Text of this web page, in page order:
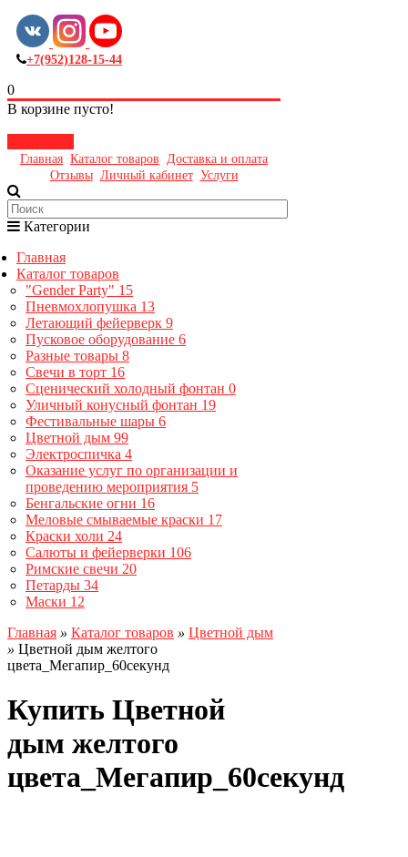
+7(952)128-15-44
0
В корзине пусто!
Главная Каталог товаров Доставка и оплата
Отзывы Личный кабинет Услуги
Категории
Главная
Каталог товаров
"Gender Party" 15
Пневмохлопушка 13
Летающий фейерверк 9
Пусковое оборудование 6
Разные товары 8
Свечи в торт 16
Сценический холодный фонтан 0
Уличный конусный фонтан 19
Фестивальные шары 6
Цветной дым 99
Электроспичка 4
Оказание услуг по организации и
проведению мероприятия 5
Бенгальские огни 16
Меловые смываемые краски 17
Краски холи 24
Салюты и фейерверки 106
Римские свечи 20
Петарды 34
Маски 12
Главная » Каталог товаров » Цветной дым
» Цветной дым желтого
цвета_Мегапир_60секунд
Купить Цветной
дым желтого
цвета_Мегапир_60секунд